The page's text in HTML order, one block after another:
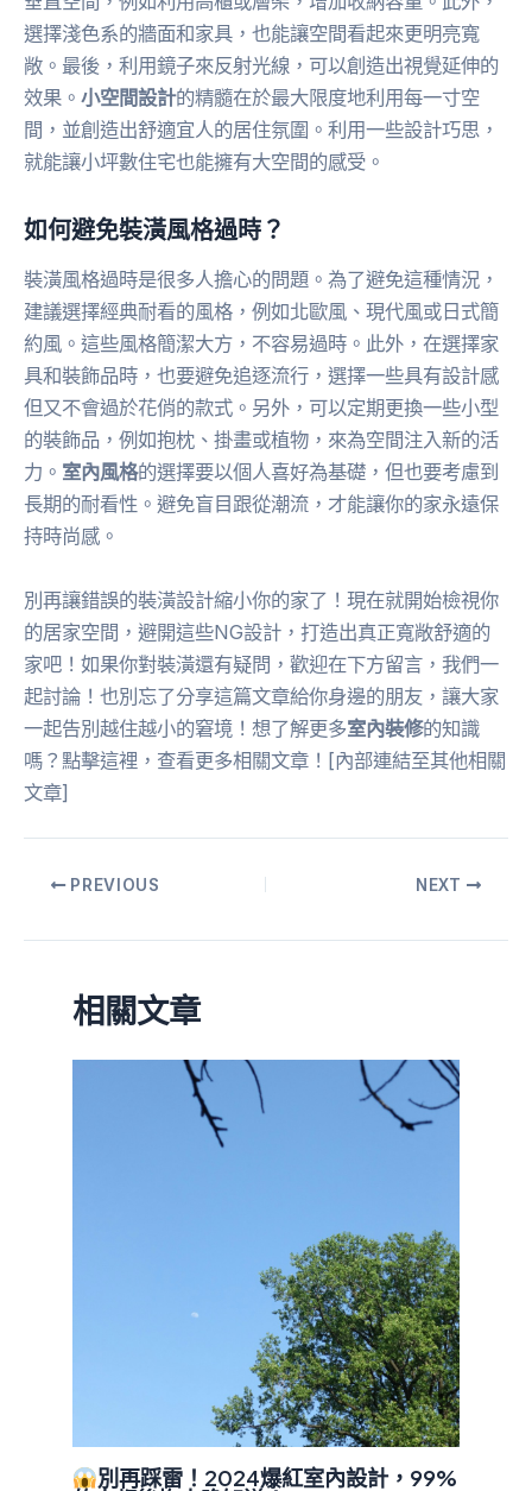
選擇淺色系的牆面和家具，也能讓空間看起來更明亮寬
敞。最後，利用鏡子來反射光線，可以創造出視覺延伸的
效果。 小空間設計的精髓在於最大限度地利用每一寸空
間，並創造出舒適宜人的居住氛圍。利用一些設計巧思，
就能讓小坪數住宅也能擁有大空間的感受。
如何避免裝潢風格過時？
裝潢風格過時是很多人擔心的問題。為了避免這種情況，
建議選擇經典耐看的風格，例如北歐風、現代風或日式簡
約風。這些風格簡潔大方，不容易過時。此外，在選擇家
具和裝飾品時，也要避免追逐流行，選擇一些具有設計感
但又不會過於花俏的款式。另外，可以定期更換一些小型
的裝飾品，例如抱枕、掛畫或植物，來為空間注入新的活
力。 室內風格的選擇要以個人喜好為基礎，但也要考慮到
長期的耐看性。避免盲目跟從潮流，才能讓你的家永遠保
持時尚感。
別再讓錯誤的裝潢設計縮小你的家了！現在就開始檢視你
的居家空間，避開這些NG設計，打造出真正寬敞舒適的
家吧！如果你對裝潢還有疑問，歡迎在下方留言，我們一
起討論！也別忘了分享這篇文章給你身邊的朋友，讓大家
一起告別越住越小的窘境！想了解更多室內裝修的知識
嗎？點擊這裡，查看更多相關文章！[內部連結至其他相關
文章]
PREVIOUS NEXT
相關文章
別再踩雷！2024爆紅室內設計，99%